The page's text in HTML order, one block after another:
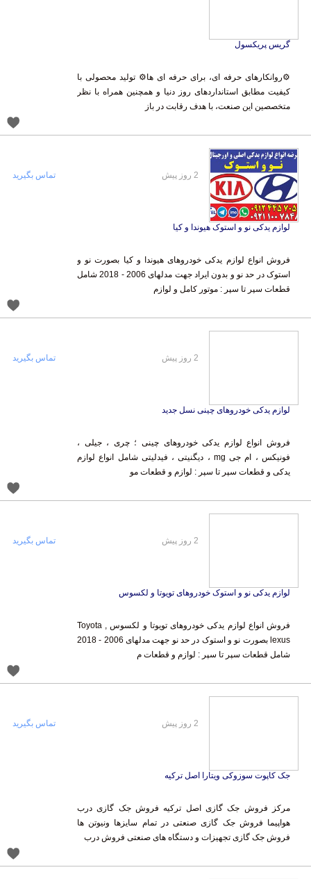
گریس پریکسول
⚙️روانکارهای حرفه ای، برای حرفه ای ها⚙️ تولید محصولی با
کیفیت مطابق استانداردهای روز دنیا و همچنین همراه با نظر
متخصصین این صنعت، با هدف رقابت در باز
لوازم یدکی نو و استوک هیوندا و کیا
فروش انواع لوازم یدکی خودروهای هیوندا و کیا بصورت نو و
استوک در حد نو و بدون ایراد جهت مدلهای 2006 - 2018 شامل
قطعات سپر تا سپر : موتور کامل و لوازم
2 روز پیش تماس بگیرید
لوازم یدکی خودروهای چینی نسل جدید
فروش انواع لوازم یدکی خودروهای چینی ؛ چری ، جیلی ،
فونیکس ، ام جی mg ، دیگنیتی ، فیدلیتی شامل انواع لوازم
یدکی و قطعات سپر تا سپر : لوازم و قطعات مو
2 روز پیش تماس بگیرید
لوازم یدکی نو و استوک خودروهای تویوتا و لکسوس
فروش انواع لوازم یدکی خودروهای تویوتا و لکسوس Toyota ,
lexus بصورت نو و استوک در حد نو جهت مدلهای 2006 - 2018
شامل قطعات سپر تا سپر : لوازم و قطعات م
2 روز پیش تماس بگیرید
جک کاپوت سوزوکی ویتارا اصل ترکیه
مرکز فروش جک گازی اصل ترکیه فروش جک گازی درب
هواپیما فروش جک گازی صنعتی در تمام سایزها ونیوتن ها
فروش جک گازی تجهیزات و دستگاه های صنعتی فروش درب
2 روز پیش تماس بگیرید